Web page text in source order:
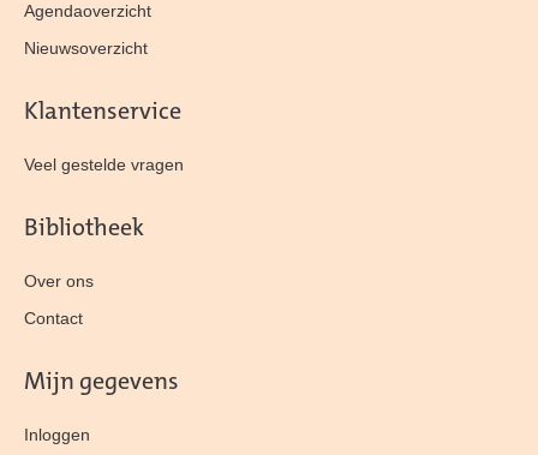
Agendaoverzicht
Nieuwsoverzicht
Klantenservice
Veel gestelde vragen
Bibliotheek
Over ons
Contact
Mijn gegevens
Inloggen